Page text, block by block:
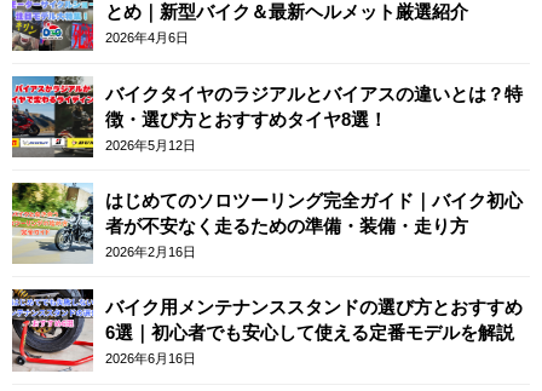
とめ｜新型バイク＆最新ヘルメット厳選紹介
2026年4月6日
バイクタイヤのラジアルとバイアスの違いとは？特
徴・選び方とおすすめタイヤ8選！
2026年5月12日
はじめてのソロツーリング完全ガイド｜バイク初心
者が不安なく走るための準備・装備・走り方
2026年2月16日
バイク用メンテナンススタンドの選び方とおすすめ
6選｜初心者でも安心して使える定番モデルを解説
2026年6月16日